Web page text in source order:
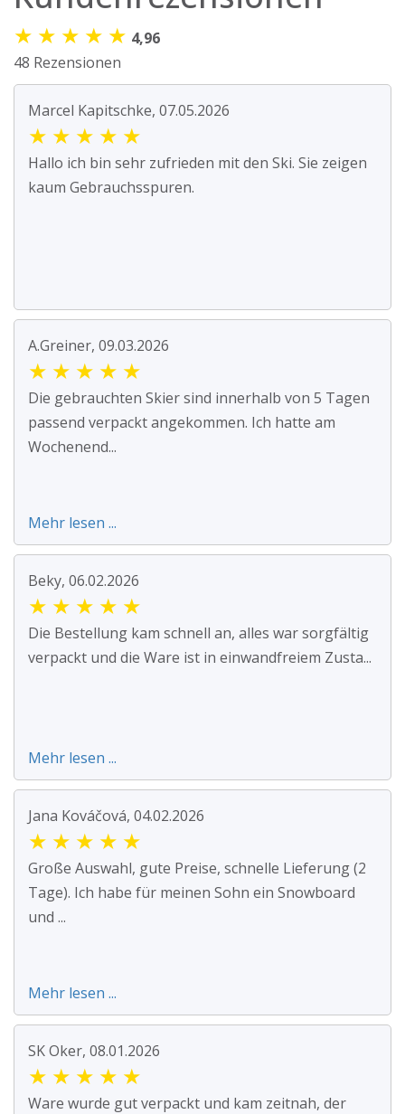
★ ★ ★ ★ ★ 4,96
48 Rezensionen
Marcel Kapitschke, 07.05.2026
★ ★ ★ ★ ★
Hallo ich bin sehr zufrieden mit den Ski. Sie zeigen
kaum Gebrauchsspuren.
A.Greiner, 09.03.2026
★ ★ ★ ★ ★
Die gebrauchten Skier sind innerhalb von 5 Tagen
passend verpackt angekommen. Ich hatte am
Wochenend...
Mehr lesen ...
Beky, 06.02.2026
★ ★ ★ ★ ★
Die Bestellung kam schnell an, alles war sorgfältig
verpackt und die Ware ist in einwandfreiem Zusta...
Mehr lesen ...
Jana Kováčová, 04.02.2026
★ ★ ★ ★ ★
Große Auswahl, gute Preise, schnelle Lieferung (2
Tage). Ich habe für meinen Sohn ein Snowboard
und ...
Mehr lesen ...
SK Oker, 08.01.2026
★ ★ ★ ★ ★
Ware wurde gut verpackt und kam zeitnah, der